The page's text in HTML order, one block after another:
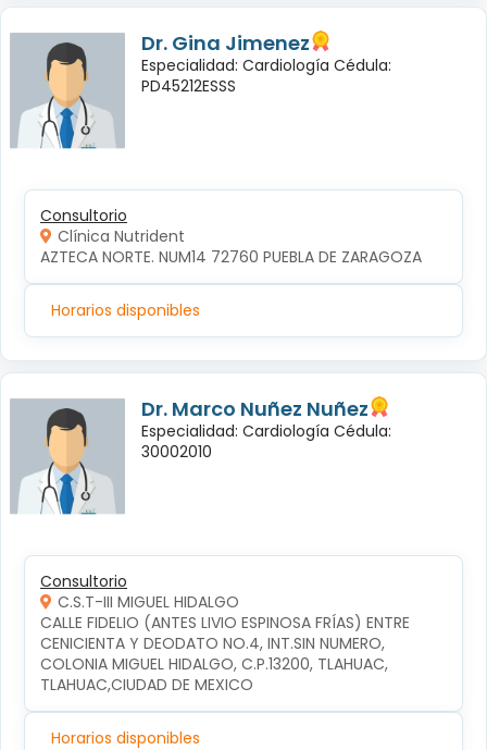
Dr. Gina Jimenez
Especialidad: Cardiología Cédula:
PD45212ESSS
Consultorio
Clínica Nutrident
AZTECA NORTE. NUM14 72760 PUEBLA DE ZARAGOZA
Horarios disponibles
Dr. Marco Nuñez Nuñez
Especialidad: Cardiología Cédula:
30002010
Consultorio
C.S.T-III MIGUEL HIDALGO
CALLE FIDELIO (ANTES LIVIO ESPINOSA FRÍAS) ENTRE
CENICIENTA Y DEODATO NO.4, INT.SIN NUMERO,
COLONIA MIGUEL HIDALGO, C.P.13200, TLAHUAC,
TLAHUAC,CIUDAD DE MEXICO
Horarios disponibles